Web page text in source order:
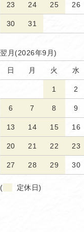
23 24 25 26
30 31
翌月(2026年9月)
日 月 火 水
1 2
6 7 8 9
13 14 15 16
20 21 22 23
27 28 29 30
( 定休日)